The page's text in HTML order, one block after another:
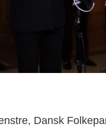
Dansk